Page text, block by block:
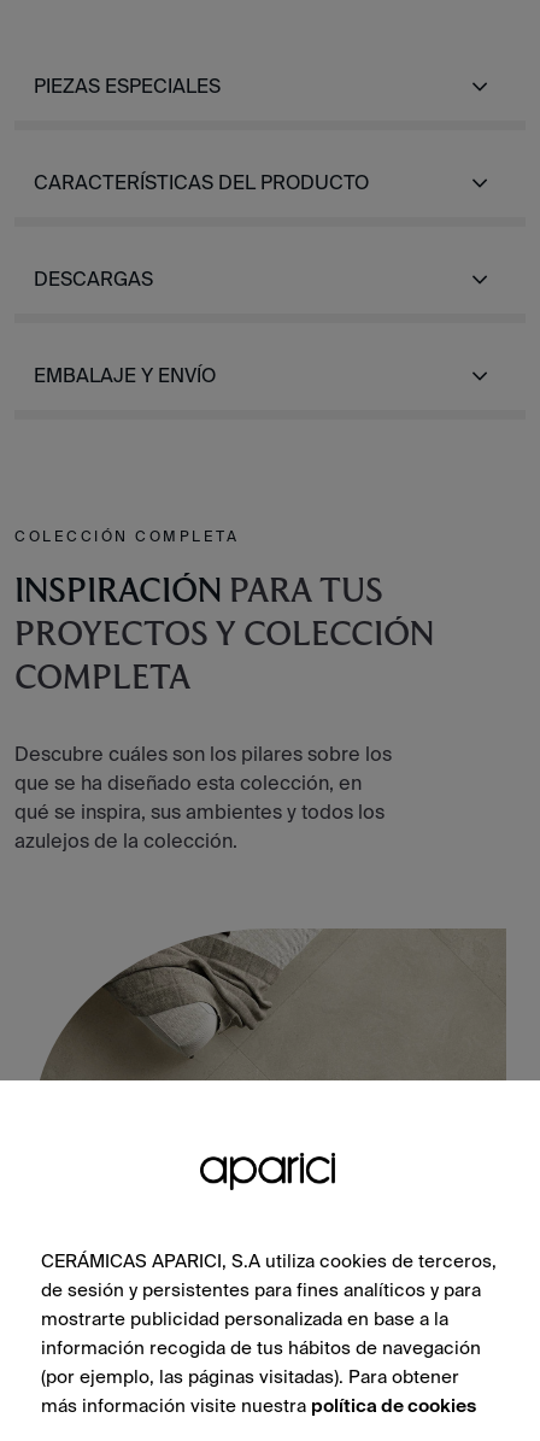
PIEZAS ESPECIALES
CARACTERÍSTICAS DEL PRODUCTO
DESCARGAS
EMBALAJE Y ENVÍO
COLECCIÓN COMPLETA
INSPIRACIÓN PARA TUS
PROYECTOS Y COLECCIÓN
COMPLETA
Descubre cuáles son los pilares sobre los
que se ha diseñado esta colección, en
qué se inspira, sus ambientes y todos los
azulejos de la colección.
Tivoli Ivory Cross-Cut Natural 100X100
VER COLECCIÓN
CERÁMICAS APARICI, S.A utiliza cookies de terceros,
de sesión y persistentes para fines analíticos y para
mostrarte publicidad personalizada en base a la
información recogida de tus hábitos de navegación
(por ejemplo, las páginas visitadas). Para obtener
más información visite nuestra política de cookies